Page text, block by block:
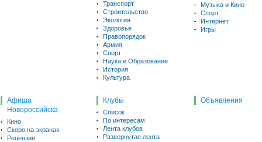
Транспорт
Строительство
Экология
Здоровье
Правопорядок
Армия
Спорт
Наука и Образование
История
Культура
Музыка и Кино
Спорт
Интернет
Игры
Афиша
Новороссийска
Кино
Скоро на экранах
Рецензии
Клубы
Список
По интересам
Лента клубов
Развернутая лента
Объявления